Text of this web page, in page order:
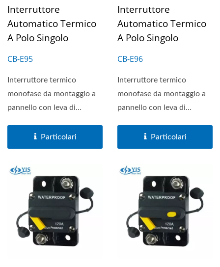
Interruttore
Automatico Termico
A Polo Singolo
CB-E95
Interruttore termico
monofase da montaggio a
pannello con leva di
Particolari
Interruttore
Automatico Termico
A Polo Singolo
CB-E96
Interruttore termico
monofase da montaggio a
pannello con leva di
Particolari